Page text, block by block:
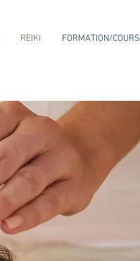
REIKI FORMATION/COURS